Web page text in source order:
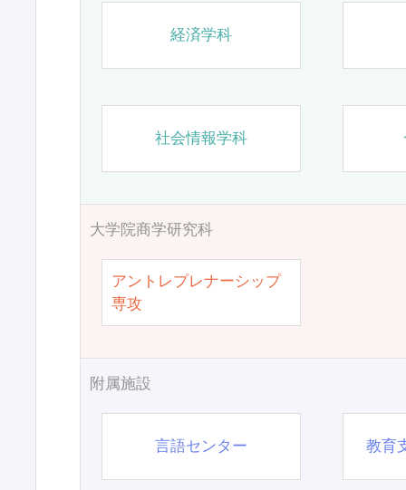
経済学科
社会情報学科
大学院商学研究科
アントレプレナーシップ
専攻
附属施設
言語センター 教育